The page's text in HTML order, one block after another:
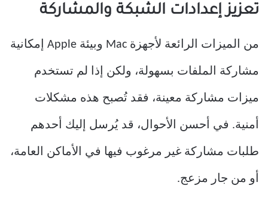
تعزيز إعدادات الشبكة والمشاركة
من الميزات الرائعة لأجهزة Mac وبيئة Apple إمكانية
مشاركة الملفات بسهولة، ولكن إذا لم تستخدم
ميزات مشاركة معينة، فقد تُصبح هذه مشكلات
أمنية. في أحسن الأحوال، قد يُرسل إليك أحدهم
طلبات مشاركة غير مرغوب فيها في الأماكن العامة،
أو من جار مزعج.